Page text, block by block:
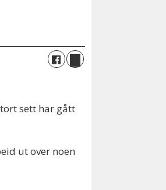
sett har gått
ut over noen